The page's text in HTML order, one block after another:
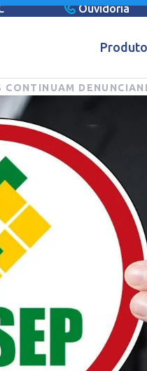
Ouvidoria
CONTINUAM